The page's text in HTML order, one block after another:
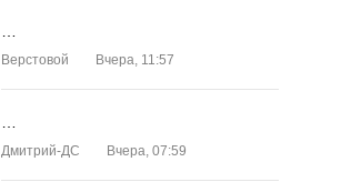
Верстовой Вчера, 11:57
Дмитрий-ДС Вчера, 07:59